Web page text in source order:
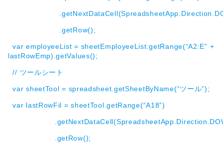
.getRow();
var employeeList = sheetEmployeeList.getRange(“A2:E” +
lastRowEmp).getValues();
// ツールシート
var sheetTool = spreadsheet.getSheetByName(“ツール”);
var lastRowFil = sheetTool.getRange(“A18”)
.getRow();